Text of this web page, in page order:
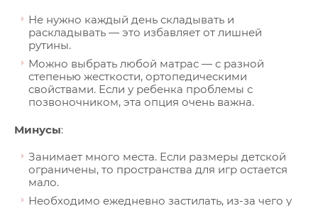
Не нужно каждый день складывать и
раскладывать — это избавляет от лишней
рутины.
Можно выбрать любой матрас — с разной
степенью жесткости, ортопедическими
свойствами. Если у ребенка проблемы с
позвоночником, эта опция очень важна.
Минусы:
Занимает много места. Если размеры детской
ограничены, то пространства для игр остается
мало.
Необходимо ежедневно застилать, из-за чего у